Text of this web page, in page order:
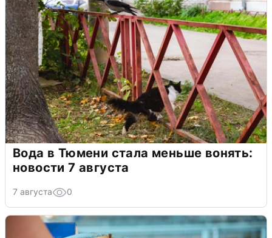
Вода в Тюмени стала меньше вонять:
новости 7 августа
7 августа 0